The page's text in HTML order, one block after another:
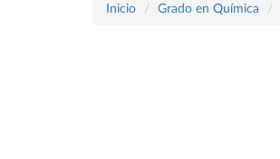
Inicio Grado en Química